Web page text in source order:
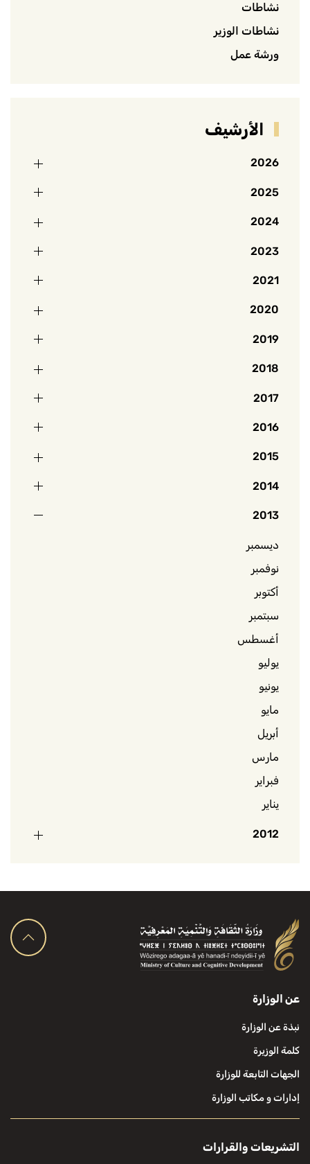
نشاطات
نشاطات الوزير
ورشة عمل
الأرشيف
2026
2025
2024
2023
2021
2020
2019
2018
2017
2016
2015
2014
2013
ديسمبر
نوفمبر
أكتوبر
سبتمبر
أغسطس
يوليو
يونيو
مايو
أبريل
مارس
فبراير
يناير
2012
عن الوزارة
نبذة عن الوزارة
كلمة الوزيرة
الجهات التابعة للوزارة
إدارات و مكاتب الوزارة
التشريعات والقرارات